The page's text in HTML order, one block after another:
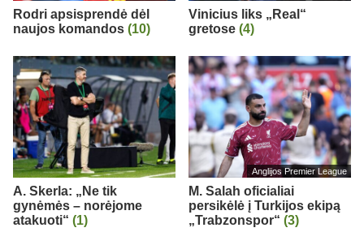
Rodri apsisprendė dėl
naujos komandos (10)
Vinicius liks „Real“
gretose (4)
A. Skerla: „Ne tik
gynėmės – norėjome
atakuoti“ (1)
Anglijos Premier League
M. Salah oficialiai
persikėlė į Turkijos ekipą
„Trabzonspor“ (3)